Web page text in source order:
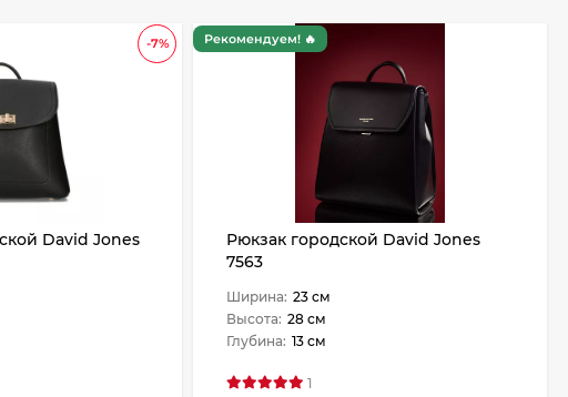
-7%
David Jones
Рекомендуем! 🔥
Рюкзак городской David Jones
7563
Ширина: 23 см
Высота: 28 см
Глубина: 13 см
1